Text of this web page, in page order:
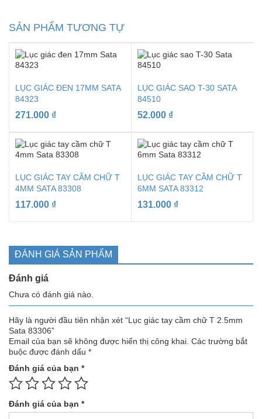
SẢN PHẨM TƯƠNG TỰ
LỤC GIÁC ĐEN 17MM SATA
84323
271.000 ₫
LỤC GIÁC SAO T-30 SATA
84510
52.000 ₫
LỤC GIÁC TAY CẦM CHỮ T
4MM SATA 83308
117.000 ₫
LỤC GIÁC TAY CẦM CHỮ T
6MM SATA 83312
131.000 ₫
ĐÁNH GIÁ SẢN PHẨM
Đánh giá
Chưa có đánh giá nào.
Hãy là người đầu tiên nhận xét “Lục giác tay cầm chữ T 2.5mm
Sata 83306”
Email của bạn sẽ không được hiển thị công khai. Các trường bắt
buộc được đánh dấu *
Đánh giá của bạn *
Đánh giá của bạn *